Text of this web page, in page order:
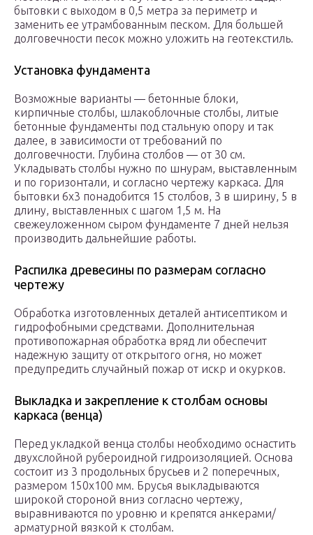
бытовки с выходом в 0,5 метра за периметр и
заменить ее утрамбованным песком. Для большей
долговечности песок можно уложить на геотекстиль.
Установка фундамента
Возможные варианты — бетонные блоки,
кирпичные столбы, шлакоблочные столбы, литые
бетонные фундаменты под стальную опору и так
далее, в зависимости от требований по
долговечности. Глубина столбов — от 30 см.
Укладывать столбы нужно по шнурам, выставленным
и по горизонтали, и согласно чертежу каркаса. Для
бытовки 6х3 понадобится 15 столбов, 3 в ширину, 5 в
длину, выставленных с шагом 1,5 м. На
свежеуложенном сыром фундаменте 7 дней нельзя
производить дальнейшие работы.
Распилка древесины по размерам согласно
чертежу
Обработка изготовленных деталей антисептиком и
гидрофобными средствами. Дополнительная
противопожарная обработка вряд ли обеспечит
надежную защиту от открытого огня, но может
предупредить случайный пожар от искр и окурков.
Выкладка и закрепление к столбам основы
каркаса (венца)
Перед укладкой венца столбы необходимо оснастить
двухслойной рубероидной гидроизоляцией. Основа
состоит из 3 продольных брусьев и 2 поперечных,
размером 150х100 мм. Брусья выкладываются
широкой стороной вниз согласно чертежу,
выравниваются по уровню и крепятся анкерами/
арматурной вязкой к столбам.